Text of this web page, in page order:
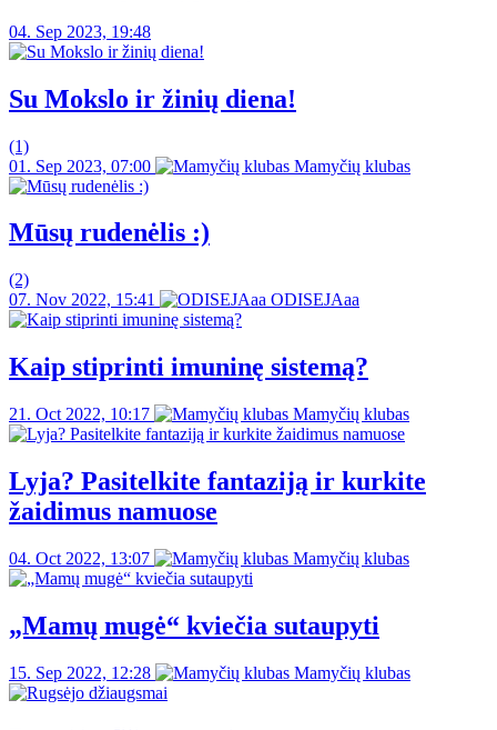
04. Sep 2023, 19:48
Su Mokslo ir žinių diena!
(1)
01. Sep 2023, 07:00
Mamyčių klubas
Mūsų rudenėlis :)
(2)
07. Nov 2022, 15:41
ODISEJAaa
Kaip stiprinti imuninę sistemą?
21. Oct 2022, 10:17 Mamyčių klubas
Lyja? Pasitelkite fantaziją ir kurkite
žaidimus namuose
04. Oct 2022, 13:07 Mamyčių klubas
„Mamų mugė“ kviečia sutaupyti
15. Sep 2022, 12:28 Mamyčių klubas